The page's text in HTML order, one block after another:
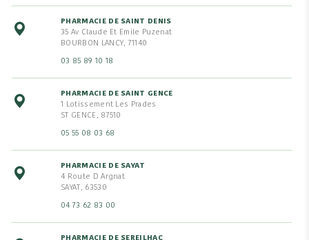
PHARMACIE DE SAINT DENIS
35 Av Claude Et Emile Puzenat
BOURBON LANCY, 71140
03 85 89 10 18
PHARMACIE DE SAINT GENCE
1 Lotissement Les Prades
ST GENCE, 87510
05 55 08 03 68
PHARMACIE DE SAYAT
4 Route D Argnat
SAYAT, 63530
04 73 62 83 00
PHARMACIE DE SEREILHAC